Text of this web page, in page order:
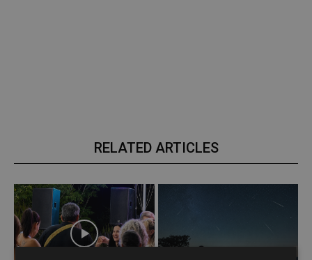
RELATED ARTICLES